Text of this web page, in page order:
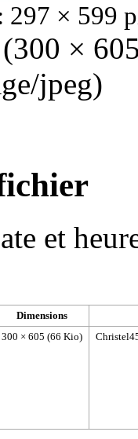
297 × 599
(300 ×
jpeg)
et
Dimensions
300 × 605 (66 Kio)